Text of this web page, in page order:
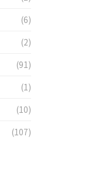
(6)
(2)
(91)
(1)
(10)
(107)